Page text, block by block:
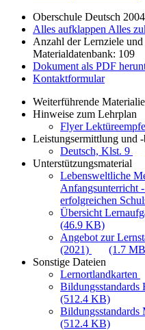
Oberschule Deutsch
Alles aufklappen Alles
Anzahl der Lernziele
Materialdatenbank: 109
Dokument als PDF
Kontaktformular
Weiterführende
Hinweise zum Lehrplan
Flyer
Leistungsermittlung und
Deutsch, Klst. 9
Unterstützungsmaterial
Lebensweltliche
Anfangsunterricht
erfolgreichen
Übersicht
(46.9 KB)
Angebot zur
(2021)
(1.7
Sonstige Dateien
Lernortlandkarten
Bildungsstandards
(512.4 KB)
Bildungsstandards
(512.4 KB)